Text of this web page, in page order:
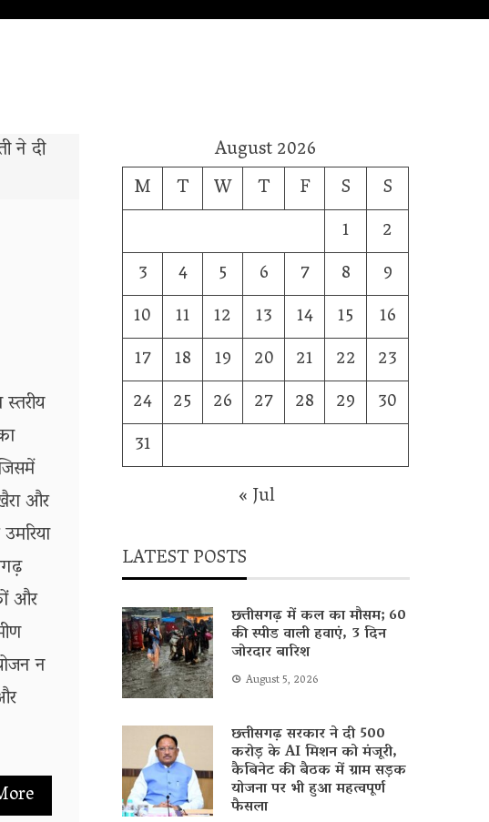
और
और
न
August 2026
M
T W T F S
S
1
2
3
4 5 6 7 8
9
10
11 12 13 14 15
16
17
18 19 20 21 22
23
24
25 26 27 28 29
30
31
« Jul
LATEST POSTS
छत्तीसगढ़ में कल का मौसम; 60
की स्पीड वाली हवाएं, 3 दिन
जोरदार बारिश
August 5, 2026
छत्तीसगढ़ सरकार ने दी 500
करोड़ के AI मिशन को मंजूरी,
कैबिनेट की बैठक में ग्राम सड़क
योजना पर भी हुआ महत्वपूर्ण
फैसला